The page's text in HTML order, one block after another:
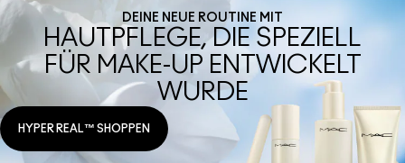
DEINE NEUE ROUTINE MIT
HAUTPFLEGE, DIE SPEZIELL
FÜR MAKE-UP ENTWICKELT
WURDE
HYPER REAL™ SHOPPEN